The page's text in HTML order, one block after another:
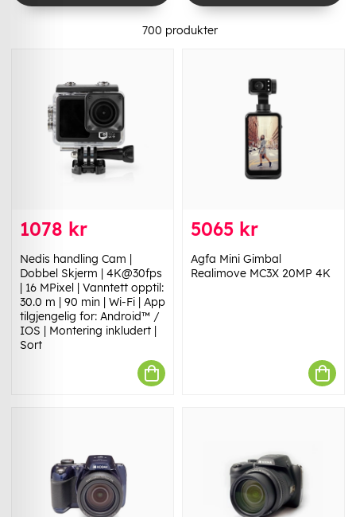
700 produkter
1078 kr
Nedis handling Cam |
Dobbel Skjerm | 4K@30fps
| 16 MPixel | Vanntett opptil:
30.0 m | 90 min | Wi-Fi | App
tilgjengelig for: Android™ /
IOS | Montering inkludert |
Sort
5065 kr
Agfa Mini Gimbal
Realimove MC3X 20MP 4K